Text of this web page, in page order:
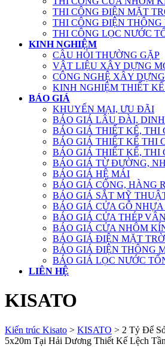
THI CÔNG ĐIỆN MẶT
THI CÔNG ĐIỆN THÔNG
THI CÔNG LỌC NƯỚC
KINH NGHIỆM
CÂU HỎI THƯỜNG GẶP
VẬT LIỆU XÂY DỰNG
CÔNG NGHỆ XÂY
KINH NGHIỆM THIẾT
BÁO GIÁ
KHUYẾN MẠI, ƯU ĐÃI
BÁO GIÁ LÂU ĐÀI,
BÁO GIÁ THIẾT KẾ, THI
BÁO GIÁ THIẾT KẾ THI
BÁO GIÁ THIẾT KẾ, THI
BÁO GIÁ TỪ ĐƯỜNG,
BÁO GIÁ HỆ MÁI
BÁO GIÁ CỔNG, HÀNG
BÁO GIÁ SẮT MỸ
BÁO GIÁ CỬA GỖ NHỰA
BÁO GIÁ CỬA THÉP
BÁO GIÁ CỬA NHÔM
BÁO GIÁ ĐIỆN MẶT
BÁO GIÁ ĐIỆN THÔNG
BÁO GIÁ LỌC NƯỚC
LIÊN HỆ
KISATO
Kiến trúc Kisato > KISATO > 2 Tỷ Để
5x20m Tại Hải Dương Thiết Kế Lệch